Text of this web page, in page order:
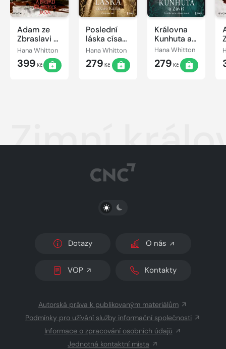
Adam ze
Zbraslavi a
případ
kralevice
Jana
Hana Whitton
399 Kč
Poslední
láska císaře
Karla
Hana Whitton
279 Kč
Královna
Kunhuta a
Záviš
Hana Whitton
279 Kč
Zimní
PŘEPNOUT SVĚTLÝ/TMAVÝ REŽIM
Dotazy O nás
VOP Kontakty
Autorská práva k publikovaným materiálům
Podmínky pro užívání služby informační společnosti
Informace o zpracování osobních údajů
Jednotná kontaktní místa